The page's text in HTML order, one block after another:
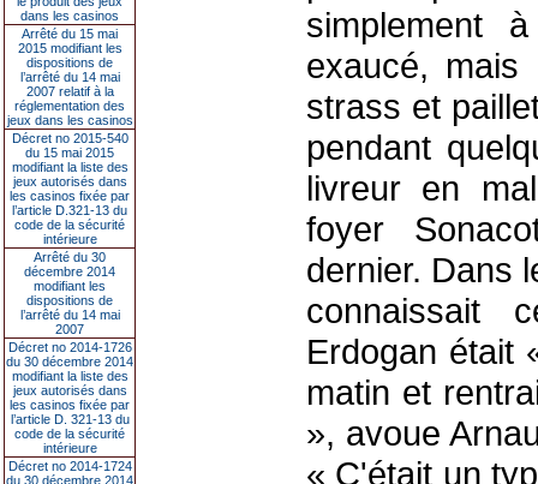
dans les casinos
Arrêté du 15 mai
2015 modifiant les
dispositions de
l’arrêté du 14 mai
2007 relatif à la
réglementation des
jeux dans les casinos
Décret no 2015-540
du 15 mai 2015
modifiant la liste des
jeux autorisés dans
les casinos fixée par
l’article D.321-13 du
code de la sécurité
intérieure
Arrêté du 30
décembre 2014
modifiant les
dispositions de
l’arrêté du 14 mai
2007
Décret no 2014-1726
du 30 décembre 2014
modifiant la liste des
jeux autorisés dans
les casinos fixée par
l’article D. 321-13 du
code de la sécurité
intérieure
Décret no 2014-1724
du 30 décembre 2014
simplement
exaucé,
strass et
pendant
livreur en
foyer
dernier. Dans
connaissait
Erdogan était
matin et
», avoue
« C'était un